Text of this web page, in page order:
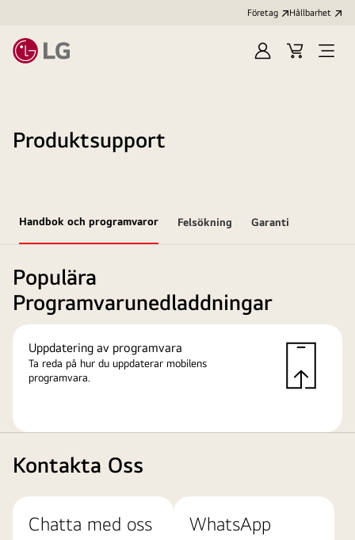
Företag Hållbarhet
LoggaKundvagn
Produktsupport
Handbok och programvaror Felsökning Garanti
Populära
Programvarunedladdningar
Uppdatering av programvara
Ta reda på hur du uppdaterar mobilens
programvara.
Kontakta Oss
Chatta med oss WhatsApp